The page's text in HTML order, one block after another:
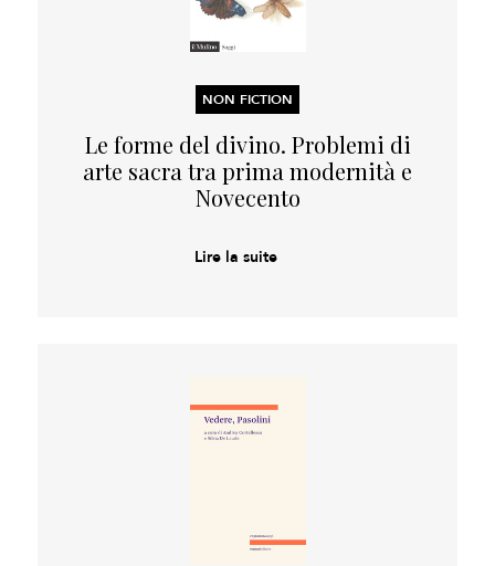
NON FICTION
Le forme del divino. Problemi di
arte sacra tra prima modernità e
Novecento
Lire la suite